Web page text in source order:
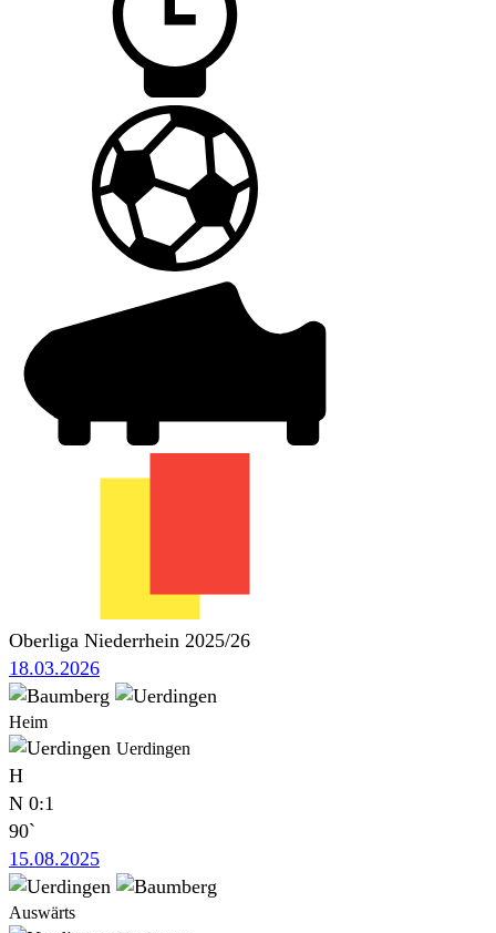
Oberliga Niederrhein 2025/26
18.03.2026
Heim
Uerdingen
H
N 0:1
90`
15.08.2025
Auswärts